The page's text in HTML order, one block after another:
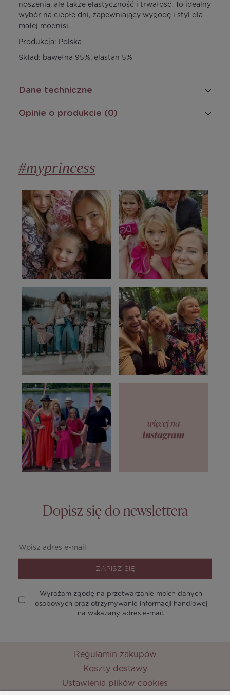
noszenia, ale także elastyczność i trwałość. To idealny
wybór na ciepłe dni, zapewniający wygodę i styl dla
małej modnisi.
Produkcja: Polska
Skład: bawełna 95%, elastan 5%
Dane techniczne
Opinie o produkcie (0)
#myprincess
Dopisz się do newslettera
ZAPISZ SIĘ
Wyrażam zgodę na przetwarzanie moich danych
osobowych oraz otrzymywanie informacji handlowej
na wskazany adres e-mail.
Regulamin zakupów
Koszty dostawy
Ustawienia plików cookies